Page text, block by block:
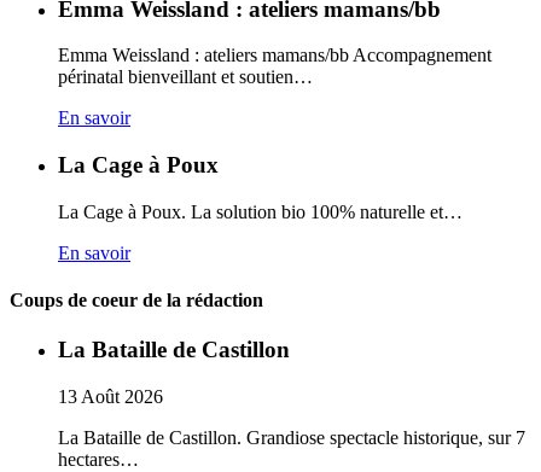
Emma Weissland : ateliers mamans/bb
Emma Weissland : ateliers mamans/bb Accompagnement
périnatal bienveillant et soutien…
En savoir
La Cage à Poux
La Cage à Poux. La solution bio 100% naturelle et…
En savoir
Coups de coeur de la rédaction
La Bataille de Castillon
13 Août 2026
La Bataille de Castillon. Grandiose spectacle historique, sur 7
hectares…